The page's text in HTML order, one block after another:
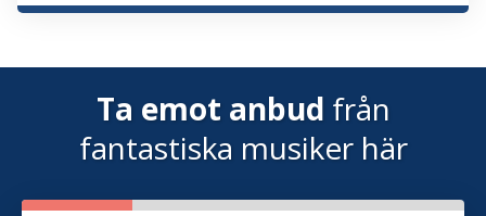
Ta emot anbud från
fantastiska musiker här